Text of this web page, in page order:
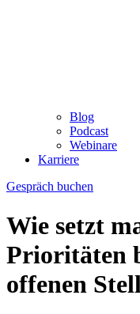
Blog
Podcast
Webinare
Karriere
Gespräch buchen
Wie setzt
Prioritäten
offenen